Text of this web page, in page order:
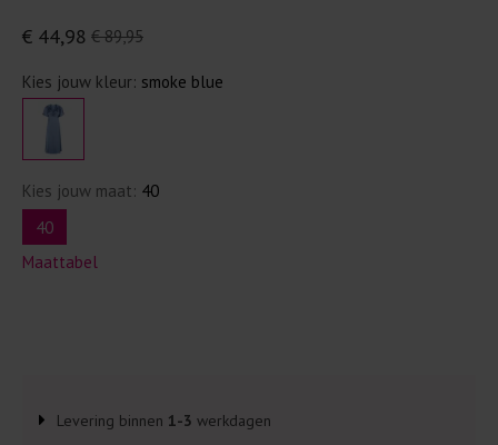
€ 89,95
€ 44,98
Kies jouw kleur: smoke blue
Kies jouw maat: 40
40
Maattabel
Levering binnen 1-3 werkdagen